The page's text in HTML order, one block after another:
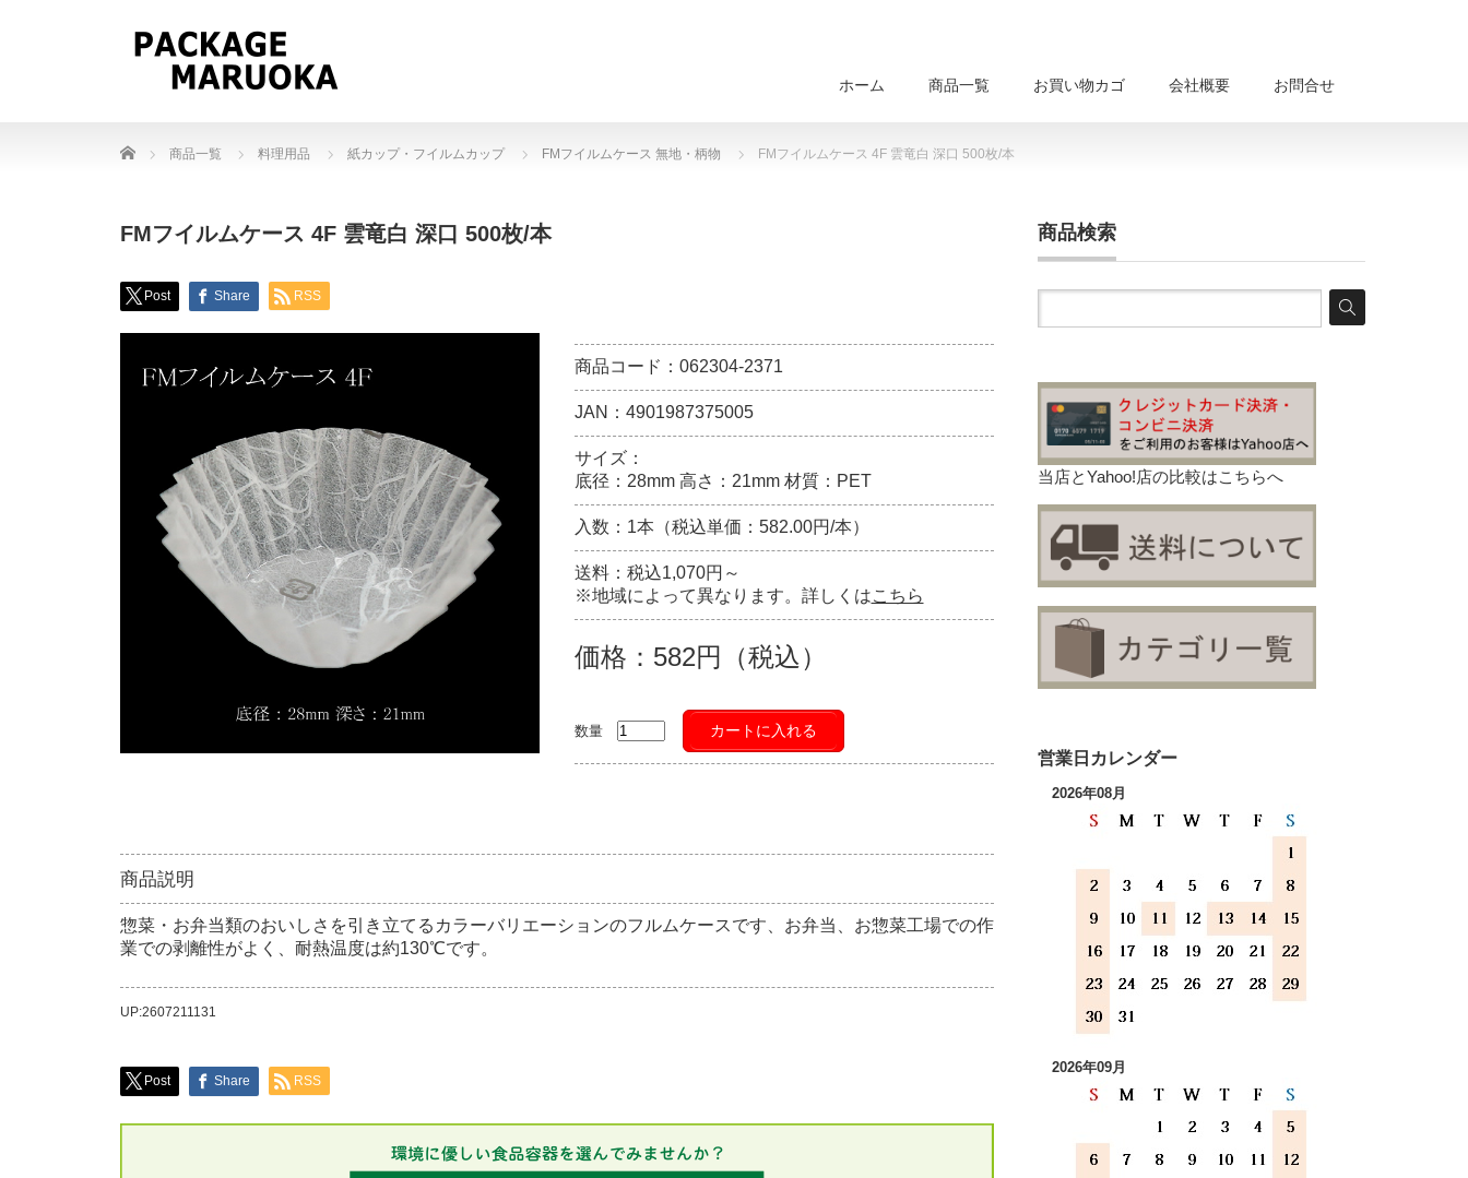
ホーム 商品一覧 お買い物カゴ 会社概要 お問合せ
Home 商品一覧 料理用品 紙カップ・フイルムカップ FMフイルムケース 無地・柄物 FMフイルムケース 4F 雲竜白 深口 500枚/本
FMフイルムケース 4F 雲竜白 深口 500枚/本
Post Share RSS
商品コード：062304-2371
JAN：4901987375005
サイズ：
底径：28mm 高さ：21mm 材質：PET
入数：1本（税込単価：582.00円/本）
送料：税込1,070円～
※地域によって異なります。詳しくはこちら
価格：582円（税込）
数量 カートに入れる
商品説明
惣菜・お弁当類のおいしさを引き立てるカラーバリエーションのフルムケースです、お弁当、お惣菜工場での作
業での剥離性がよく、耐熱温度は約130℃です。
UP:2607211131
Post Share RSS
商品検索
当店とYahoo!店の比較はこちらへ
営業日カレンダー
2026年08月
2026年09月